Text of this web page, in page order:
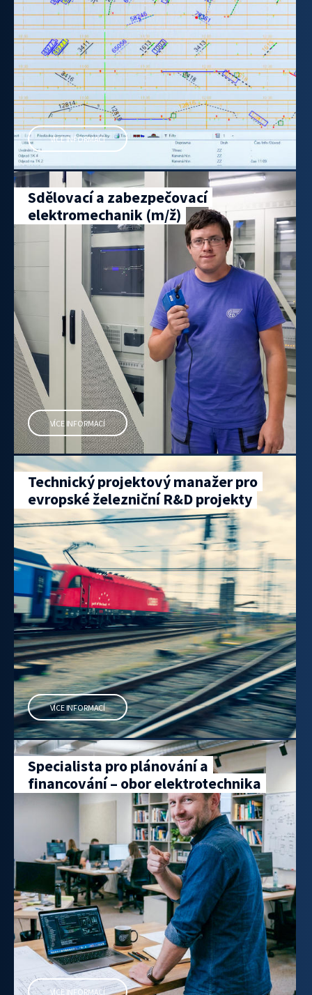
VÍCE INFORMACÍ
Sdělovací a zabezpečovací
elektromechanik (m/ž)
VÍCE INFORMACÍ
Technický projektový manažer pro
evropské železniční R&D projekty
VÍCE INFORMACÍ
Specialista pro plánování a
financování – obor elektrotechnika
VÍCE INFORMACÍ